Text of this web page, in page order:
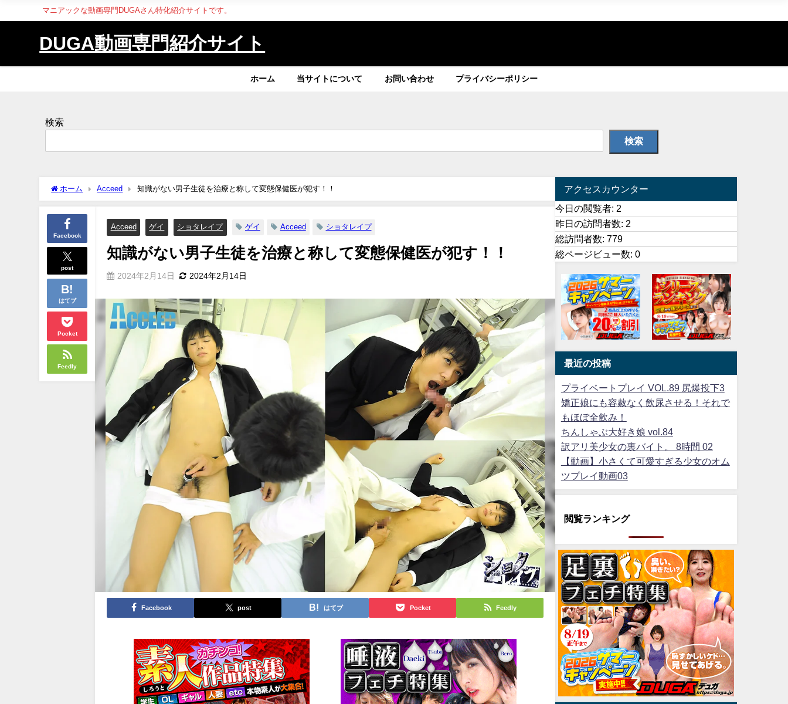
マニアックな動画専門DUGAさん特化紹介サイトです。
DUGA動画専門紹介サイト
ホーム 当サイトについて お問い合わせ プライバシーポリシー
検索
検索
ホーム Acceed 知識がない男子生徒を治療と称して変態保健医が犯す！！
Facebook
post
はてブ
Pocket
Feedly
Acceed ゲイ ショタレイプ ゲイ Acceed ショタレイプ
知識がない男子生徒を治療と称して変態保健医が犯す！！
2024年2月14日 2024年2月14日
Facebook post はてブ Pocket Feedly
アクセスカウンター
今日の閲覧者: 2
昨日の訪問者数: 2
総訪問者数: 779
総ページビュー数: 0
最近の投稿
プライベートプレイ VOL.89 尻爆投下3
矯正娘にも容赦なく飲尿させる！それで
もほぼ全飲み！
ちんしゃぶ大好き娘 vol.84
訳アリ美少女の裏バイト。 8時間 02
【動画】小さくて可愛すぎる少女のオム
ツプレイ動画03
閲覧ランキング